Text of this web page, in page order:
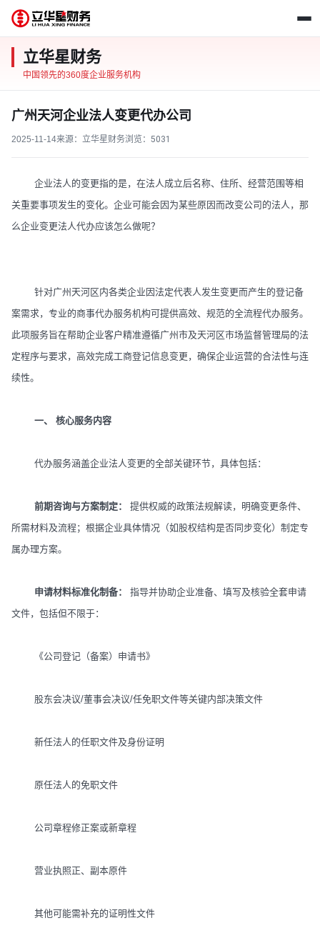
立华星财务
中国领先的360度企业服务机构
广州天河企业法人变更代办公司
2025-11-14来源：立华星财务浏览： 5031
企业法人的变更指的是，在法人成立后名称、住所、经营范围等相
关重要事项发生的变化。企业可能会因为某些原因而改变公司的法人，那
么企业变更法人代办应该怎么做呢？
针对广州天河区内各类企业因法定代表人发生变更而产生的登记备
案需求，专业的商事代办服务机构可提供高效、规范的全流程代办服务。
此项服务旨在帮助企业客户精准遵循广州市及天河区市场监督管理局的法
定程序与要求，高效完成工商登记信息变更，确保企业运营的合法性与连
续性。
一、 核心服务内容
代办服务涵盖企业法人变更的全部关键环节，具体包括：
前期咨询与方案制定：
提供权威的政策法规解读，明确变更条件、
所需材料及流程；根据企业具体情况（如股权结构是否同步变化）制定专
属办理方案。
申请材料标准化制备：
指导并协助企业准备、填写及核验全套申请
文件，包括但不限于：
《公司登记（备案）申请书》
股东会决议/董事会决议/任免职文件等关键内部决策文件
新任法人的任职文件及身份证明
原任法人的免职文件
公司章程修正案或新章程
营业执照正、副本原件
其他可能需补充的证明性文件